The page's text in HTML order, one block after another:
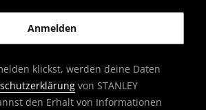
klickst, werden deine Daten
von STANLEY
den Erhalt von Informationen